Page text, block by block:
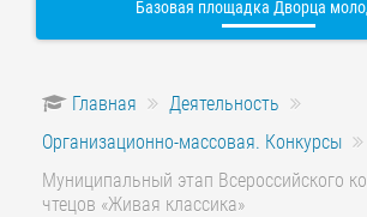
Базовая площадка Дворца
Главная
Деятельность
Организационно-массовая. Конкурсы
Муниципальный этап Всероссийского
чтецов «Живая классика»